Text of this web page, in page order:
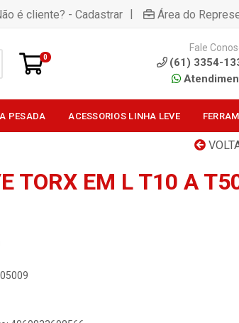
é cliente? - Cadastrar | Área do
0
Fale
(61) 3354-
PESADA ACESSORIOS LINHA LEVE
TORX EM L T10 A